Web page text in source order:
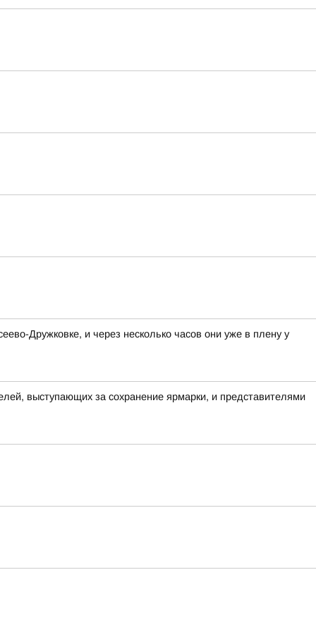
Дружковке, и через несколько часов они уже в плену у
выступающих за сохранение ярмарки, и представителями